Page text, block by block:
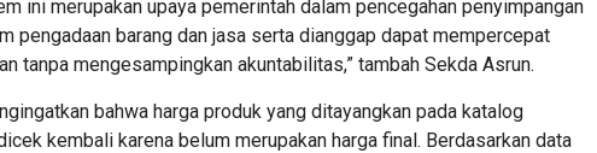
ini merupakan upaya pemerintah dalam pencegahan penyimpangan
pengadaan barang dan jasa serta dianggap dapat mempercepat
tanpa mengesampingkan akuntabilitas,” tambah Sekda Asrun.
bahwa harga produk yang ditayangkan pada katalog
kembali karena belum merupakan harga final. Berdasarkan data